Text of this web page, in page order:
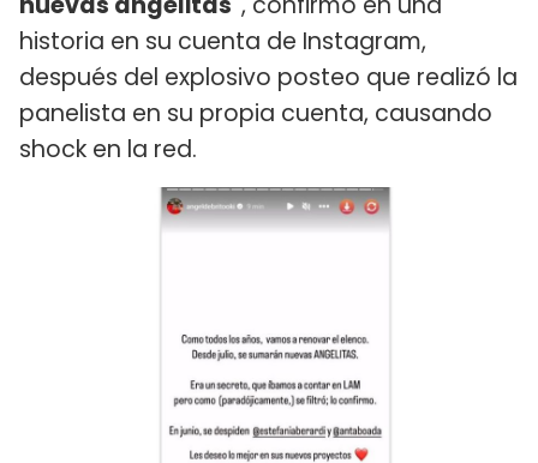
historia en su cuenta de Instagram,
después del explosivo posteo que realizó la
panelista en su propia cuenta, causando
shock en la red.